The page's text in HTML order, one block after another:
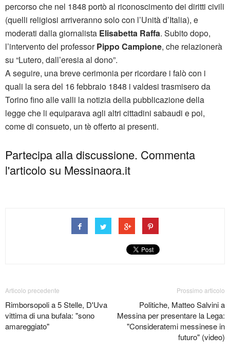
percorso che nel 1848 portò al riconoscimento dei diritti civili
(quelli religiosi arriveranno solo con l’Unità d’Italia), e
moderati dalla giornalista Elisabetta Raffa. Subito dopo,
l’intervento del professorPippo Campione, che relazionerà
su “Lutero, dall’eresia al dono”.
A seguire, una breve cerimonia per ricordare i falò con i
quali la sera del 16 febbraio 1848 i valdesi trasmisero da
Torino fino alle valli la notizia della pubblicazione della
legge che li equiparava agli altri cittadini sabaudi e poi,
come di consueto, un tè offerto ai presenti.
Partecipa alla discussione. Commenta
l'articolo su Messinaora.it
Articolo precedente
Rimborsopoli a 5 Stelle, D'Uva
vittima di una bufala: "sono
amareggiato"
Prossimo articolo
Politiche, Matteo Salvini a
Messina per presentare la Lega:
"Consideratemi messinese in
futuro" (video)